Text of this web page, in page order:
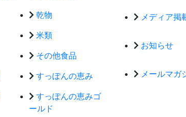
乾物
米類
その他食品
すっぽんの恵み
すっぽんの恵みゴ
ールド
メディア掲
お知らせ
メールマガ